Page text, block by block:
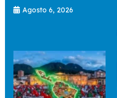
Agosto 6, 2026